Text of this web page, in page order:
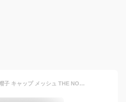
ノースフェイス キッズ 帽子 キャップ メッシュ THE NORTH FACE Kids Class V Camp Hat CAP 男の子 女の子 ブランド 2023 新作 NF0A7WHF